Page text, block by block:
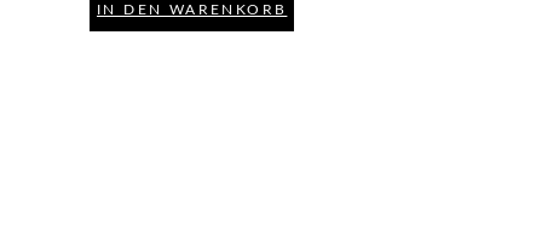
IN DEN WARENKORB